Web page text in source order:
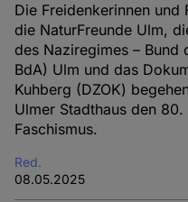
Die Freidenkerinnen und
die NaturFreunde Ulm,
des Naziregimes – Bund
BdA) Ulm und das
Kuhberg (DZOK)
Ulmer Stadthaus den
Faschismus.
Red.
08.05.2025